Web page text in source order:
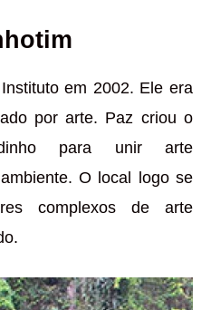
em 2002. Ele era
por arte. Paz criou o
para unir arte
O local logo se
complexos de arte